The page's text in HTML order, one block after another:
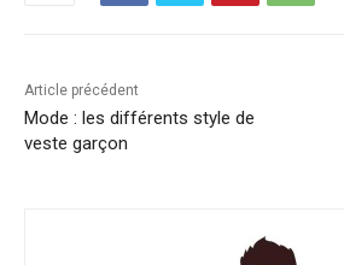
Article précédent
Mode : les différents style de
veste garçon